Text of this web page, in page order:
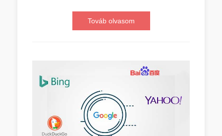
Továb olvasom